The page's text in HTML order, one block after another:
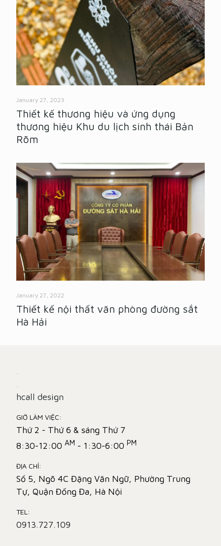
January 27, 2023
Thiết kế thương hiệu và ứng dụng
thương hiệu Khu du lịch sinh thái Bản
Rõm
January 27, 2022
Thiết kế nội thất văn phòng đường sắt
Hà Hải
.
.
hcall design
GIỜ LÀM VIỆC:
Thứ 2 - Thứ 6 & sáng Thứ 7
8:30-12:00 AM - 1:30-6:00 PM
ĐỊA CHỈ:
Số 5, Ngõ 4C Đặng Văn Ngữ, Phường Trung
Tự, Quận Đống Đa, Hà Nội
TEL:
0913.727.109